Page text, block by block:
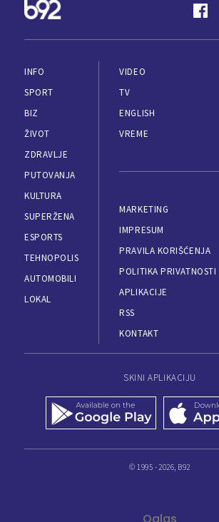
INFO
SPORT
BIZ
ŽIVOT
ZDRAVLJE
PUTOVANJA
KULTURA
SUPERŽENA
ESPORTS
TEHNOPOLIS
AUTOMOBILI
LOKAL
VIDEO
TV
ENGLISH
VREME
MARKETING
IMPRESUM
PRAVILA KORIŠĆENJA
POLITIKA PRIVATNOSTI
APLIKACIJE
RSS
KONTAKT
SKINI APLIKACIJU
© 1995 - 2026, B92